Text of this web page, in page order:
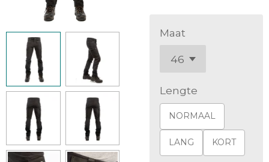
Maat
Lengte
NORMAAL
LANG KORT